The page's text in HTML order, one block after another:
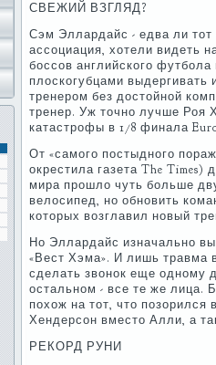
СВЕЖИЙ ВЗГЛЯД?
Сэм Эллардайс - едва ли тот
ассоциация, хотели видеть
боссов английского
плоскогубцами выдергивать
тренером без достойной
тренер. Уж точно лучше Роя
катастрофы в 1/8 финала
От «самого постыдного
окрестила газета The Times)
мира прошло чуть больше
велосипед, но обновить
которых возглавил новый
Но Эллардайс изначально
«Вест Хэма». И лишь травма
сделать звонок еще одному
остальном - все те же лица.
похож на тот, что
Хендерсон вместо Алли, а
РЕКОРД РУНИ